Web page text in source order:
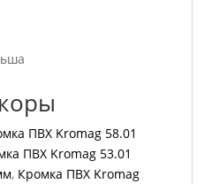
ПВХ Kromag 58.01
ПВХ Kromag 53.01
, Кромка ПВХ Kromag